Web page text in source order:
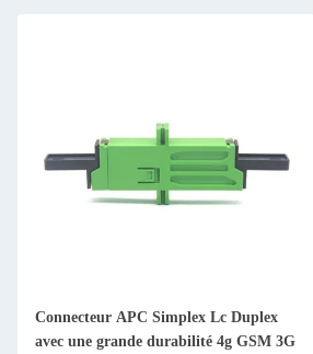
Connecteur APC Simplex Lc Duplex
avec une grande durabilité 4g GSM 3G